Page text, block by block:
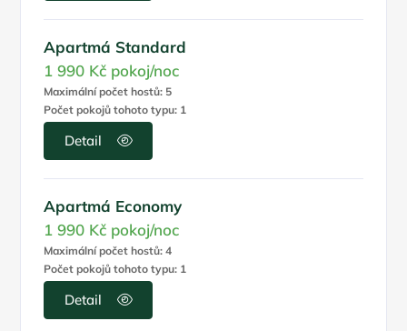
Apartmá Standard
1 990 Kč pokoj/noc
Maximální počet hostů: 5
Počet pokojů tohoto typu: 1
Detail
Apartmá Economy
1 990 Kč pokoj/noc
Maximální počet hostů: 4
Počet pokojů tohoto typu: 1
Detail